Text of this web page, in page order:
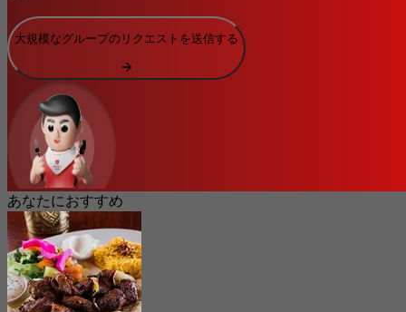
大規模なグループのリクエストを送信する
あなたにおすすめ